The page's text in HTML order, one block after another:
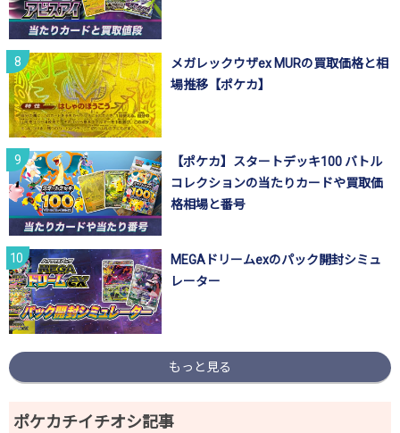
メガレックウザex MURの買取価格と相
場推移【ポケカ】
【ポケカ】スタートデッキ100 バトル
コレクションの当たりカードや買取価
格相場と番号
MEGAドリームexのパック開封シミュ
レーター
もっと見る
ポケカチイチオシ記事